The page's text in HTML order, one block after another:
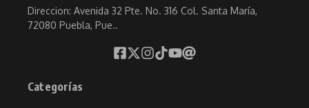
Direccion: Avenida 32 Pte. No. 316 Col. Santa María,
72080 Puebla, Pue..
Categorías